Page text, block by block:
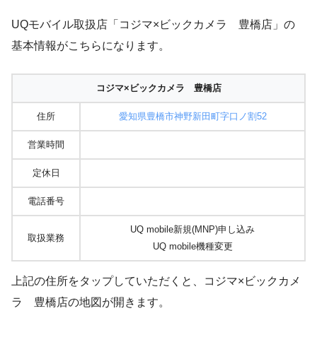
UQモバイル取扱店「コジマ×ビックカメラ 豊橋店」の
基本情報がこちらになります。
コジマ×ビックカメラ 豊橋店
住所 愛知県豊橋市神野新田町字口ノ割52
営業時間
定休日
電話番号
取扱業務
UQ mobile新規(MNP)申し込み
UQ mobile機種変更
上記の住所をタップしていただくと、コジマ×ビックカメ
ラ 豊橋店の地図が開きます。